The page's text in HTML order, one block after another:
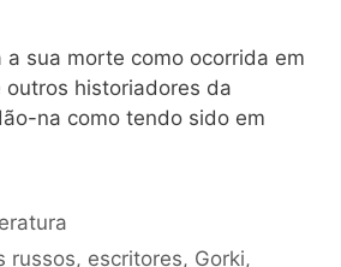
a sua morte como ocorrida em
outros historiadores da
na como tendo sido em
russos, escritores, Gorki,